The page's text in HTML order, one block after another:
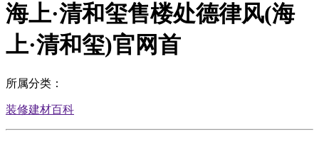
海上·清和玺售楼处德律风(海
上·清和玺)官网首
所属分类：
装修建材百科